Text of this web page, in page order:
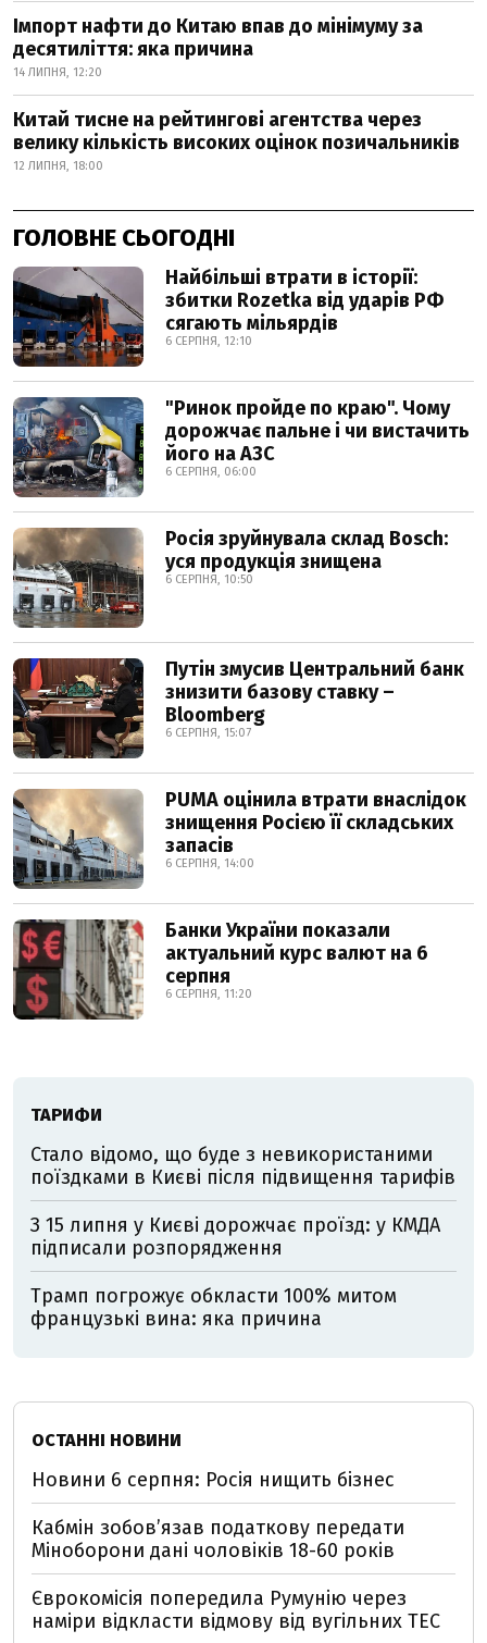
Імпорт нафти до Китаю впав до мінімуму за
десятиліття: яка причина
14 ЛИПНЯ, 12:20
Китай тисне на рейтингові агентства через
велику кількість високих оцінок позичальників
12 ЛИПНЯ, 18:00
ГОЛОВНЕ СЬОГОДНІ
Найбільші втрати в історії:
збитки Rozetka від ударів РФ
сягають мільярдів
6 СЕРПНЯ, 12:10
"Ринок пройде по краю". Чому
дорожчає пальне і чи вистачить
його на АЗС
6 СЕРПНЯ, 06:00
Росія зруйнувала склад Bosch:
уся продукція знищена
6 СЕРПНЯ, 10:50
Путін змусив Центральний банк
знизити базову ставку –
Bloomberg
6 СЕРПНЯ, 15:07
PUMA оцінила втрати внаслідок
знищення Росією її складських
запасів
6 СЕРПНЯ, 14:00
Банки України показали
актуальний курс валют на 6
серпня
6 СЕРПНЯ, 11:20
ТАРИФИ
Стало відомо, що буде з невикористаними
поїздками в Києві після підвищення тарифів
З 15 липня у Києві дорожчає проїзд: у КМДА
підписали розпорядження
Трамп погрожує обкласти 100% митом
французькі вина: яка причина
ОСТАННІ НОВИНИ
Новини 6 серпня: Росія нищить бізнес
Кабмін зобовʼязав податкову передати
Міноборони дані чоловіків 18-60 років
Єврокомісія попередила Румунію через
наміри відкласти відмову від вугільних ТЕС